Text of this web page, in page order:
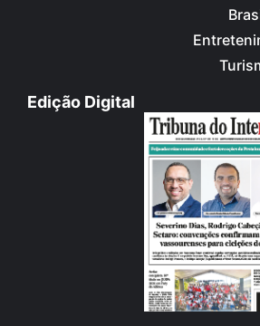
Edição Digital